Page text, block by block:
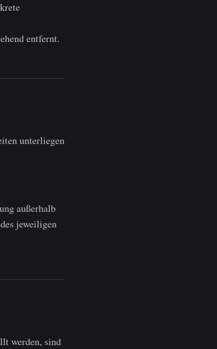
entfernt.
unterliegen
außerhalb
jeweiligen
werden, sind